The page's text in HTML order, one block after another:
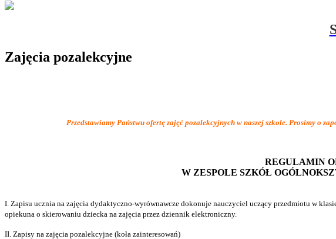
Zajęcia pozalekcyjne
Przedstawiamy Państwu ofertę zajęć pozalekcyjnych w naszej szkole. Prosimy o
REGULAMIN
W ZESPOLE SZKÓŁ
I. Zapisu ucznia na zajęcia dydaktyczno-wyrównawcze dokonuje nauczyciel uczący przedmiotu w
opiekuna o skierowaniu dziecka na zajęcia przez dziennik elektroniczny.
II. Zapisy na zajęcia pozalekcyjne (koła zainteresowań)